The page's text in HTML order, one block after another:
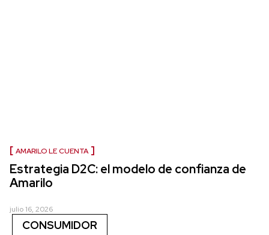
AMARILO LE CUENTA
Estrategia D2C: el modelo de confianza de
Amarilo
julio 16, 2026
CONSUMIDOR